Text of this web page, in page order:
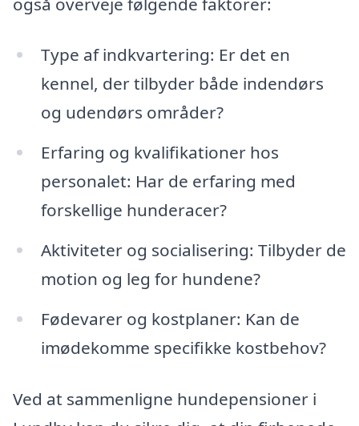
Type af indkvartering: Er det en
kennel, der tilbyder både indendørs
og udendørs områder?
Erfaring og kvalifikationer hos
personalet: Har de erfaring med
forskellige hunderacer?
Aktiviteter og socialisering: Tilbyder de
motion og leg for hundene?
Fødevarer og kostplaner: Kan de
imødekomme specifikke kostbehov?
Ved at sammenligne hundepensioner i